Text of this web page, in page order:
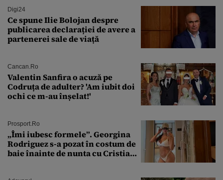
Digi24
Ce spune Ilie Bolojan despre
publicarea declarației de avere a
partenerei sale de viață
Cancan.ro
Valentin Sanfira o acuză pe
Codruța de adulter? 'Am iubit doi
ochi ce m-au înșelat!'
Prosport.ro
„Îmi iubesc formele”. Georgina
Rodriguez s-a pozat în costum de
baie înainte de nunta cu Cristiano